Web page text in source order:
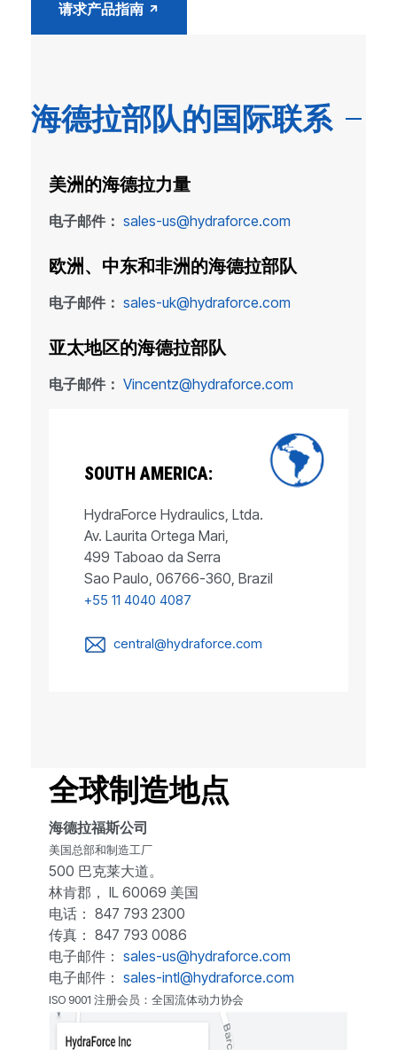
请求产品指南
海德拉部队的国际联系
美洲的海德拉力量
电子邮件： sales-us@hydraforce.com
欧洲、中东和非洲的海德拉部队
电子邮件： sales-uk@hydraforce.com
亚太地区的海德拉部队
电子邮件： Vincentz@hydraforce.com
SOUTH AMERICA:
HydraForce Hydraulics, Ltda.
Av. Laurita Ortega Mari,
499 Taboao da Serra
Sao Paulo, 06766-360, Brazil
+55 11 4040 4087
central@hydraforce.com
全球制造地点
海德拉福斯公司
美国总部和制造工厂
500 巴克莱大道。
林肯郡， IL 60069 美国
电话： 847 793 2300
传真： 847 793 0086
电子邮件： sales-us@hydraforce.com
电子邮件： sales-intl@hydraforce.com
ISO 9001 注册会员：全国流体动力协会